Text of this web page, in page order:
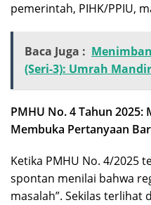
pemerintah, PIHK/PPIU,
Baca Juga :
(Seri-3): Umrah
PMHU No. 4 Tahun
Membuka Pertanyaan
Ketika PMHU No. 4/2025
spontan menilai bahwa
masalah”. Sekilas terlihat